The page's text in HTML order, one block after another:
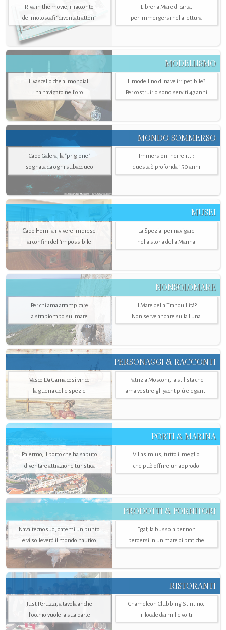
Riva in the movie, il racconto
dei motoscafi “diventati attori”
Libreria Mare di carta,
per immergersi nella lettura
MODELLISMO
Il vascello che ai mondiali
ha navigato nell’oro
Il modellino di nave irripetibile?
Per costruirlo sono serviti 47 anni
MONDO SOMMERSO
Capo Galera, la "prigione"
sognata da ogni subacqueo
Immersioni nei relitti:
questa è profonda 150 anni
MUSEI
Capo Horn fa rivivere imprese
ai confini dell’impossibile
La Spezia. per navigare
nella storia della Marina
NONSOLOMARE
Per chi ama arrampicare
a strapiombo sul mare
Il Mare della Tranquillità?
Non serve andare sulla Luna
PERSONAGGI & RACCONTI
Vasco Da Gama così vince
la guerra delle spezie
Patrizia Mosconi, la stilista che
ama vestire gli yacht più eleganti
PORTI & MARINA
Palermo, il porto che ha saputo
diventare attrazione turistica
Villasimius, tutto il meglio
che può offrire un approdo
PRODOTTI & FORNITORI
Navaltecnosud, datemi un punto
e vi solleverò il mondo nautico
Egaf, la bussola per non
perdersi in un mare di pratiche
RISTORANTI
Just Peruzzi, a tavola anche
l’occhio vuole la sua parte
Chameleon Clubbing Stintino,
il locale dai mille volti